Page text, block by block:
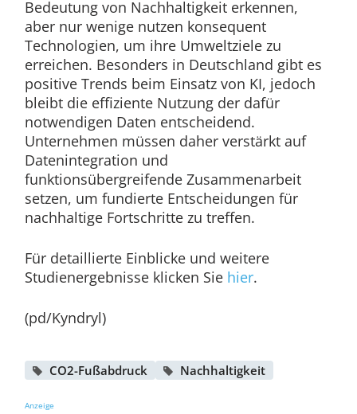
Bedeutung von Nachhaltigkeit erkennen,
aber nur wenige nutzen konsequent
Technologien, um ihre Umweltziele zu
erreichen. Besonders in Deutschland gibt es
positive Trends beim Einsatz von KI, jedoch
bleibt die effiziente Nutzung der dafür
notwendigen Daten entscheidend.
Unternehmen müssen daher verstärkt auf
Datenintegration und
funktionsübergreifende Zusammenarbeit
setzen, um fundierte Entscheidungen für
nachhaltige Fortschritte zu treffen.
Für detaillierte Einblicke und weitere
Studienergebnisse klicken Sie hier.
(pd/Kyndryl)
CO2-Fußabdruck Nachhaltigkeit
Anzeige